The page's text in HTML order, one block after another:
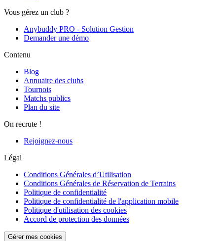
Vous gérez un club ?
Anybuddy PRO - Solution Gestion
Demander une démo
Contenu
Blog
Annuaire des clubs
Tournois
Matchs publics
Plan du site
On recrute !
Rejoignez-nous
Légal
Conditions Générales d’Utilisation
Conditions Générales de Réservation de Terrains
Politique de confidentialité
Politique de confidentialité de l'application mobile
Politique d'utilisation des cookies
Accord de protection des données
Gérer mes cookies